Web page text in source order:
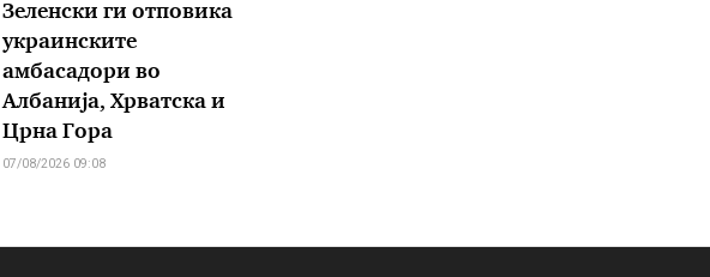
Зеленски ги отповика
украинските
амбасадори во
Албанија, Хрватска и
Црна Гора
07/08/2026 09:08